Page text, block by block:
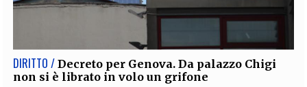
DIRITTO / Decreto per Genova. Da palazzo Chigi
non si è librato in volo un grifone